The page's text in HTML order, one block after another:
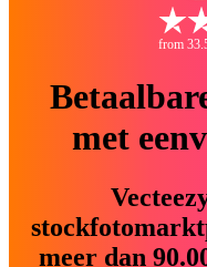
from
met
meer dan